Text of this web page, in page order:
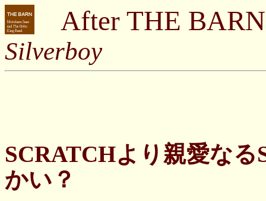
After THE
Silverboy
SCRATCHより親愛な
かい？